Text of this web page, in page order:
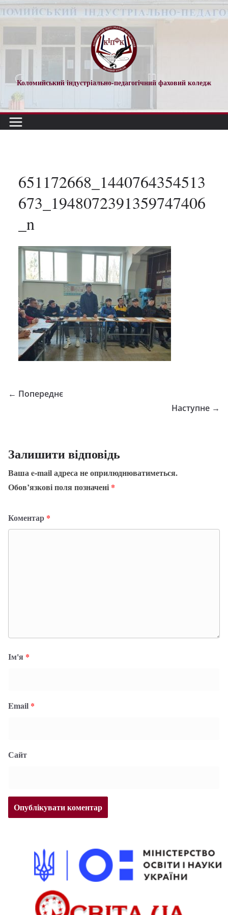
Перейти
до
Коломийський індустріально-педагогічний фаховий коледж
651172668_1440764354513
673_1948072391359747406
_n
← Попереднє
Наступне →
Залишити відповідь
Ваша e-mail адреса не оприлюднюватиметься.
Обов’язкові поля позначені *
Коментар *
Ім'я *
Email *
Сайт